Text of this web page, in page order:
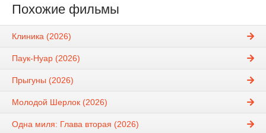
Похожие фильмы
Клиника (2026)
Паук-Нуар (2026)
Прыгуны (2026)
Молодой Шерлок (2026)
Одна миля: Глава вторая (2026)